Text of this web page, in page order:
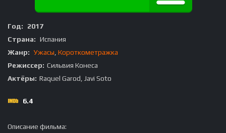
Год:
2017
Страна: Испания
Жанр: Ужасы Короткометражка
Режиссер: Сильвия Конеса
Актёры: Raquel Garod, Javi Soto
6.4
Описание фильма: